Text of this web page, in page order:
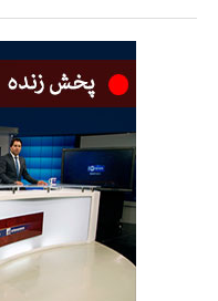
رئیس اتاق مشترک
موجود در بخش‌های مختلف
همکاری‌های تازه میان
این نشست در حالی برگزار
جذب سرمایه‌گذاری خارجی
منطقه است.